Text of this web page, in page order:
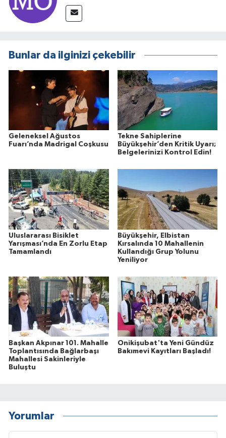
Bunlar da ilginizi çekebilir
Geleneksel Ağustos
Fuarı’nda Madrigal Coşkusu
Tekne Sahiplerine
Büyükşehir’den Kritik Uyarı;
Belgelerinizi Kontrol Edin!
Uluslararası Bisiklet
Yarışması’nda En Zorlu Etap
Tamamlandı
Büyükşehir, Elbistan
Kırsalında 10 Mahallenin
Kullandığı Grup Yolunu
Yeniliyor
Başkan Akpınar 101. Mahalle
Toplantısında Bağlarbaşı
Mahallesi Sakinleriyle
Buluştu
Onikişubat'ta Yeni Gündüz
Bakımevi Kayıtları Başladı!
Yorumlar